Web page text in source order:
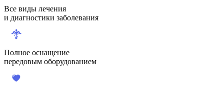
Все виды лечения
и диагностики заболевания
Полное оснащение
передовым оборудованием